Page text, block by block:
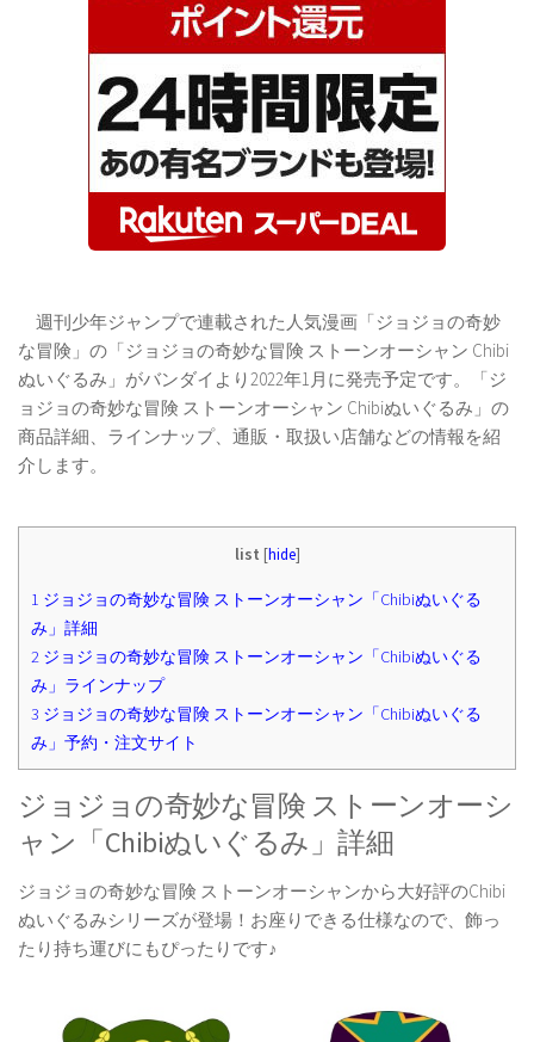
週刊少年ジャンプで連載された人気漫画「ジョジョの奇妙
な冒険」の「ジョジョの奇妙な冒険 ストーンオーシャン Chibi
ぬいぐるみ」がバンダイより2022年1月に発売予定です。「ジ
ョジョの奇妙な冒険 ストーンオーシャン Chibiぬいぐるみ」の
商品詳細、ラインナップ、通販・取扱い店舗などの情報を紹
介します。
list [hide]
1 ジョジョの奇妙な冒険 ストーンオーシャン「Chibiぬいぐる
み」詳細
2 ジョジョの奇妙な冒険 ストーンオーシャン「Chibiぬいぐる
み」ラインナップ
3 ジョジョの奇妙な冒険 ストーンオーシャン「Chibiぬいぐる
み」予約・注文サイト
ジョジョの奇妙な冒険 ストーンオーシ
ャン「Chibiぬいぐるみ」詳細
ジョジョの奇妙な冒険 ストーンオーシャンから大好評のChibi
ぬいぐるみシリーズが登場！お座りできる仕様なので、飾っ
たり持ち運びにもぴったりです♪